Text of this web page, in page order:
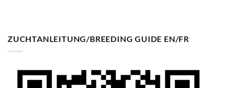
ZUCHTANLEITUNG/BREEDING GUIDE EN/FR